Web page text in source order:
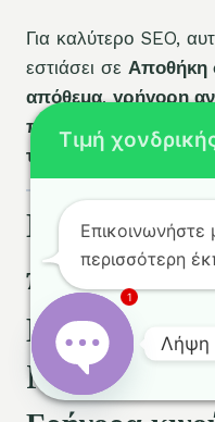
Για καλύτερο SEO,
εστιάσει σε Αποθήκη
απόθεμα,γρήγορη
προϊόντων με μεγάλη
ταιριάζει σε κάθε
προϊόντα
Ελλάδα
Fumot Vape
Τιμή
Επικοινωνήστε
περισσότερη
Λήψη
Άνοιγμα